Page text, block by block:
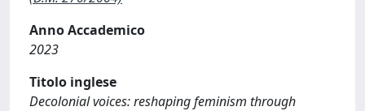
Anno Accademico
2023
Titolo inglese
Decolonial voices: reshaping feminism through